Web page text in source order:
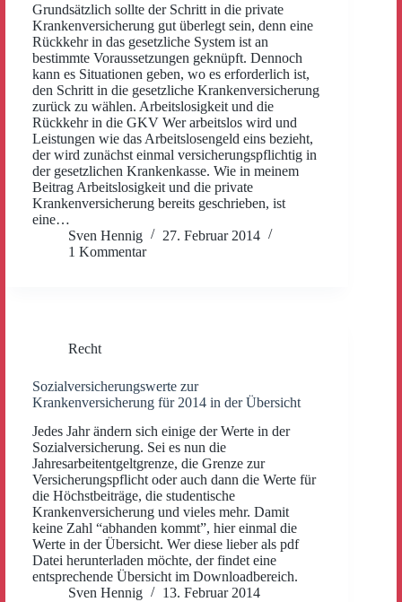
Grundsätzlich sollte der Schritt in die private
Krankenversicherung gut überlegt sein, denn eine
Rückkehr in das gesetzliche System ist an
bestimmte Voraussetzungen geknüpft. Dennoch
kann es Situationen geben, wo es erforderlich ist,
den Schritt in die gesetzliche Krankenversicherung
zurück zu wählen. Arbeitslosigkeit und die
Rückkehr in die GKV Wer arbeitslos wird und
Leistungen wie das Arbeitslosengeld eins bezieht,
der wird zunächst einmal versicherungspflichtig in
der gesetzlichen Krankenkasse. Wie in meinem
Beitrag Arbeitslosigkeit und die private
Krankenversicherung bereits geschrieben, ist
eine…
Sven Hennig
27. Februar 2014
1 Kommentar
Recht
Sozialversicherungswerte zur
Krankenversicherung für 2014 in der Übersicht
Jedes Jahr ändern sich einige der Werte in der
Sozialversicherung. Sei es nun die
Jahresarbeitentgeltgrenze, die Grenze zur
Versicherungspflicht oder auch dann die Werte für
die Höchstbeiträge, die studentische
Krankenversicherung und vieles mehr. Damit
keine Zahl “abhanden kommt”, hier einmal die
Werte in der Übersicht. Wer diese lieber als pdf
Datei herunterladen möchte, der findet eine
entsprechende Übersicht im Downloadbereich.
Sven Hennig
13. Februar 2014